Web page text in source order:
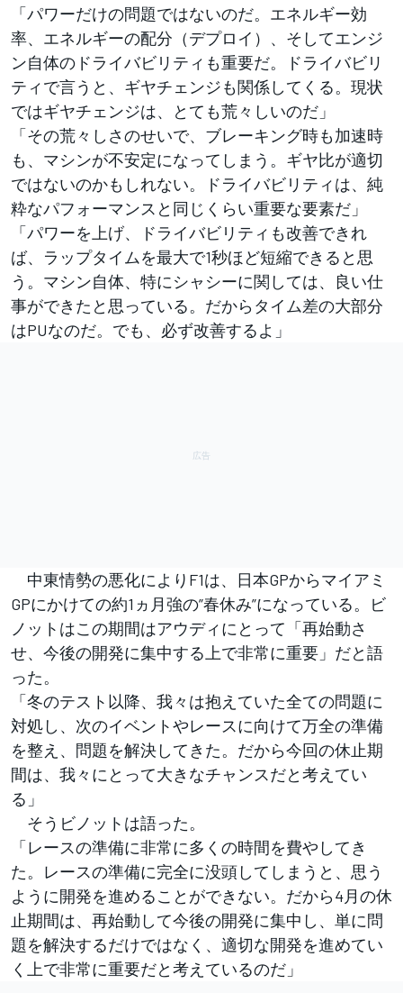
「パワーだけの問題ではないのだ。エネルギー効
率、エネルギーの配分（デプロイ）、そしてエンジ
ン自体のドライバビリティも重要だ。ドライバビリ
ティで言うと、ギヤチェンジも関係してくる。現状
ではギヤチェンジは、とても荒々しいのだ」
「その荒々しさのせいで、ブレーキング時も加速時
も、マシンが不安定になってしまう。ギヤ比が適切
ではないのかもしれない。ドライバビリティは、純
粋なパフォーマンスと同じくらい重要な要素だ」
「パワーを上げ、ドライバビリティも改善できれ
ば、ラップタイムを最大で1秒ほど短縮できると思
う。マシン自体、特にシャシーに関しては、良い仕
事ができたと思っている。だからタイム差の大部分
はPUなのだ。でも、必ず改善するよ」
中東情勢の悪化によりF1は、日本GPからマイアミ
GPにかけての約1ヵ月強の”春休み”になっている。ビ
ノットはこの期間はアウディにとって「再始動さ
せ、今後の開発に集中する上で非常に重要」だと語
った。
「冬のテスト以降、我々は抱えていた全ての問題に
対処し、次のイベントやレースに向けて万全の準備
を整え、問題を解決してきた。だから今回の休止期
間は、我々にとって大きなチャンスだと考えてい
る」
そうビノットは語った。
「レースの準備に非常に多くの時間を費やしてき
た。レースの準備に完全に没頭してしまうと、思う
ように開発を進めることができない。だから4月の休
止期間は、再始動して今後の開発に集中し、単に問
題を解決するだけではなく、適切な開発を進めてい
く上で非常に重要だと考えているのだ」